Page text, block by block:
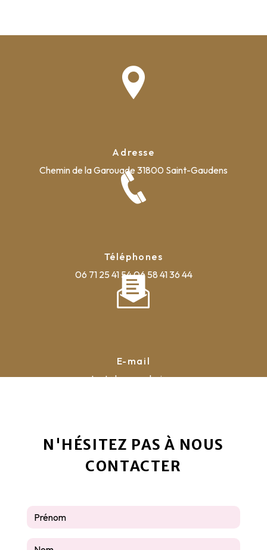
Adresse
Chemin de la Garouade 31800 Saint-Gaudens
Téléphones
06 71 25 41 5406 58 41 36 44
E-mail
contact@la-pyrauboise.com
N'HÉSITEZ PAS À NOUS
CONTACTER